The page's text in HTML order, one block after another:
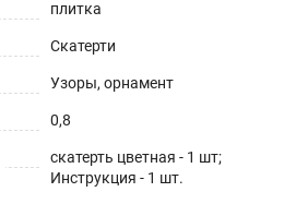
плитка
Скатерти
Узоры, орнамент
0,8
скатерть цветная - 1 шт;
Инструкция - 1 шт.